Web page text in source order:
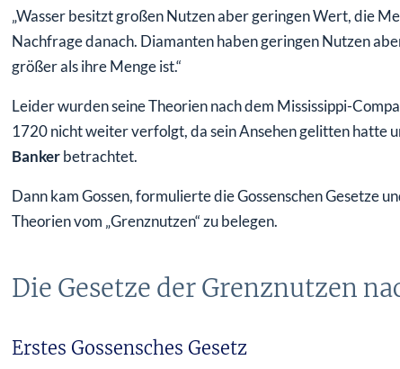
„Wasser besitzt großen Nutzen aber geringen Wert, die
Nachfrage danach. Diamanten haben geringen Nutzen
größer als ihre Menge ist.“
Leider wurden seine Theorien nach dem Mississippi-
1720 nicht weiter verfolgt, da sein Ansehen gelitten hatte
Bankerbetrachtet.
Dann kam Gossen, formulierte die Gossenschen Gesetze
Theorien vom „Grenznutzen“ zu belegen.
Die Gesetze der Grenznutzen
Erstes Gossensches Gesetz